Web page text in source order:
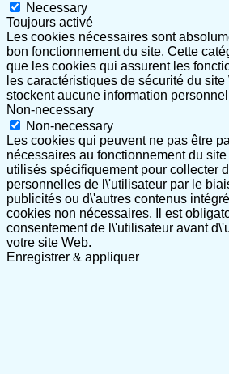
Necessary
Toujours activé
Les cookies nécessaires sont
bon fonctionnement du site. Cette
que les cookies qui assurent les
les caractéristiques de sécurité du
stockent aucune information
Non-necessary
Non-necessary
Les cookies qui peuvent ne pas être
nécessaires au fonctionnement du
utilisés spécifiquement pour collecter
personnelles de l\'utilisateur par le
publicités ou d\'autres contenus
cookies non nécessaires. Il est
consentement de l\'utilisateur avant
votre site Web.
Enregistrer & appliquer